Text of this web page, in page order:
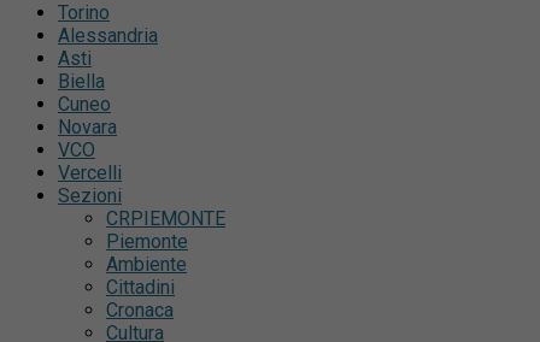
Torino
Alessandria
Asti
Biella
Cuneo
Novara
VCO
Vercelli
Sezioni
CRPIEMONTE
Piemonte
Ambiente
Cittadini
Cronaca
Cultura